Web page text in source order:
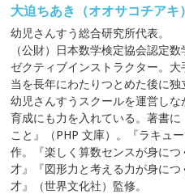
大迫ちあき（オオサコチアキ）
幼児さんすう総合研究所代表。
（公財）日本数学検定協会認定
ゼクティブインストラクター。
当を長年にわたりつとめた後に
幼児さんすうスクールを運営し
育成にも力を入れている。著書
こと』（PHP 文庫）。『ラキュ
作。『楽しく算数センスが身に
才』『図形力と考える力が身に
才』（世界文化社）監修。